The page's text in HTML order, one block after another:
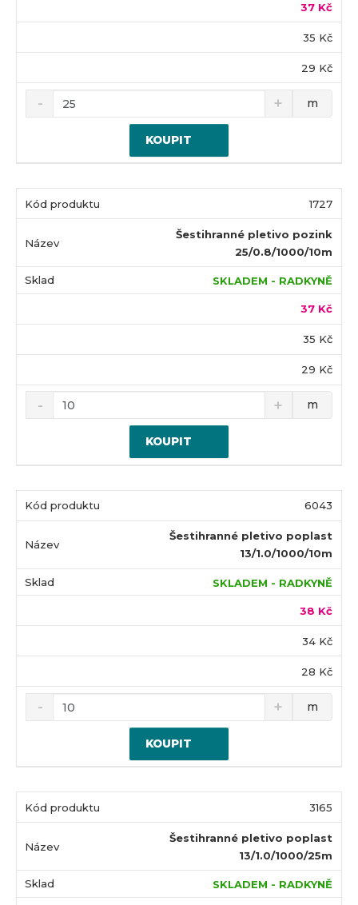
37 Kč
35 Kč
29 Kč
m
KOUPIT
1727
Šestihranné pletivo pozink
25/0.8/1000/10m
SKLADEM - RADKYNĚ
37 Kč
35 Kč
29 Kč
m
KOUPIT
6043
Šestihranné pletivo poplast
13/1.0/1000/10m
SKLADEM - RADKYNĚ
38 Kč
34 Kč
28 Kč
m
KOUPIT
3165
Šestihranné pletivo poplast
13/1.0/1000/25m
SKLADEM - RADKYNĚ